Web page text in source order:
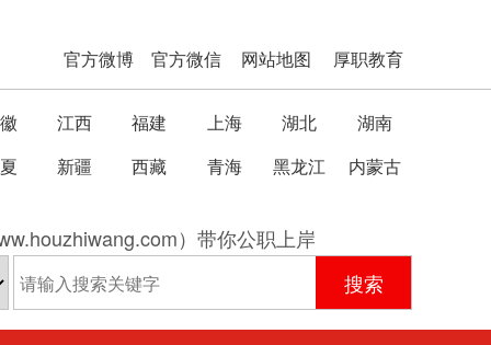
官方微博 官方微信 网站地图 厚职教育
江西 福建 上海 湖北
湖南
新疆 西藏 青海 黑龙江 内蒙古
）带你公职上岸